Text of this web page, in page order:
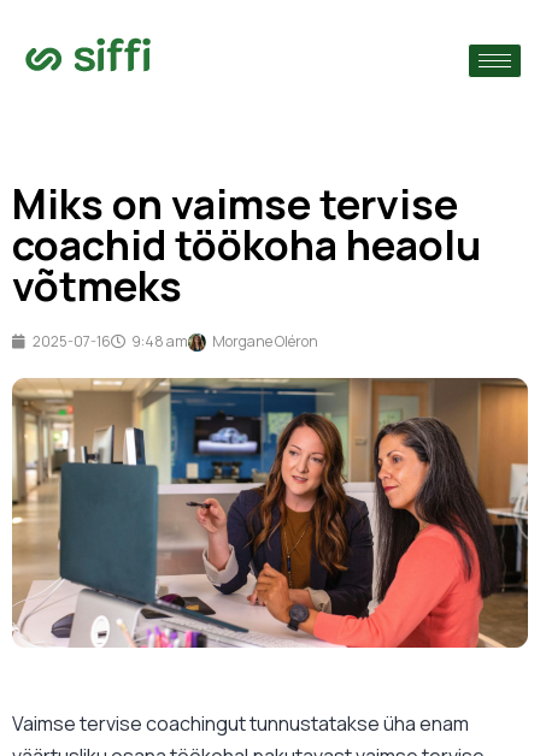
›
Miks on vaimse tervise
coachid töökoha heaolu
võtmeks
2025-07-16 9:48 am Morgane Oléron
Vaimse tervise coachingut tunnustatakse üha enam